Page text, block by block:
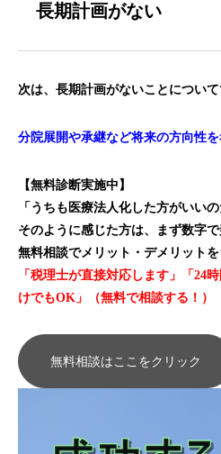
長期計画がない
次は、長期計画がないことについて
分院展開や承継など将来の方向性
【無料診断実施中】
「うちも医療法人化した方がいいの
そのように感じた方は、まず数字
無料相談でメリット・デメリット
「税理士が直接対応します」「24
けでもOK」（無料で相談する！）
無料相談はここをクリック